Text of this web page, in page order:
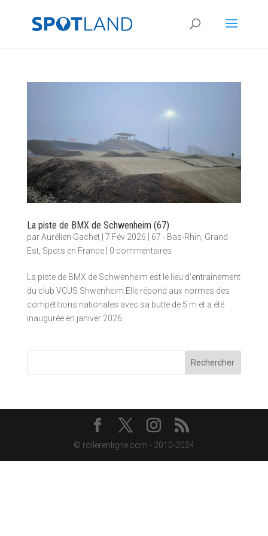
La piste de BMX de Schwenheim (67)
parAurélien Gachet| 7 Fév 2026 | 67 - Bas-Rhin Grand
Est, Spots en France| 0 commentaires
La piste de BMX de Schwenheim est le lieu d’entraînement
du club VCUS Shwenheim.Elle répond aux normes des
compétitions nationales avec sa butte de 5 m et a été
inaugurée en janiver 2026.
Rechercher
© rollerenligne.com - 2010-2024